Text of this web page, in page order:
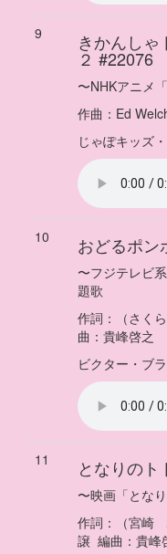
9 きかんしゃ
２#22076
〜NHKアニメ
作曲： Ed
じゃぽキッズ
10 おどるポン
〜フジテレビ
題歌
作詞：
（さく
曲： 貴峰啓之
ビクター・ブ
11 となりのト
〜映画「とな
作詞：
（宮崎
譲 編曲： 貴峰